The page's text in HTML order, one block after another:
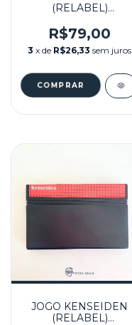
(RELABEL)
DRIVE
R$79,00
3 x de R$26,33 sem juros
JOGO KENSEIDEN
(RELABEL)